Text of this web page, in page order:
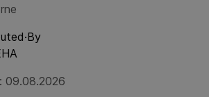
09.08.2026